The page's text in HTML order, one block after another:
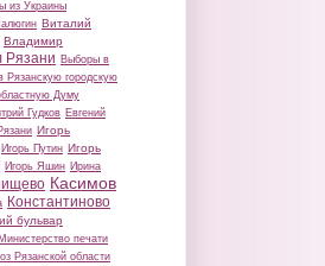
из Украины
Виталий
Владимир
Рязани Выборы в
Рязанскую городскую
Думу
Гудков Евгений
Игорь
Игорь Путин Игорь
Игорь Яшин Ирина
Касимов
Константиново
бульвар
Министерство печати
Рязанской области